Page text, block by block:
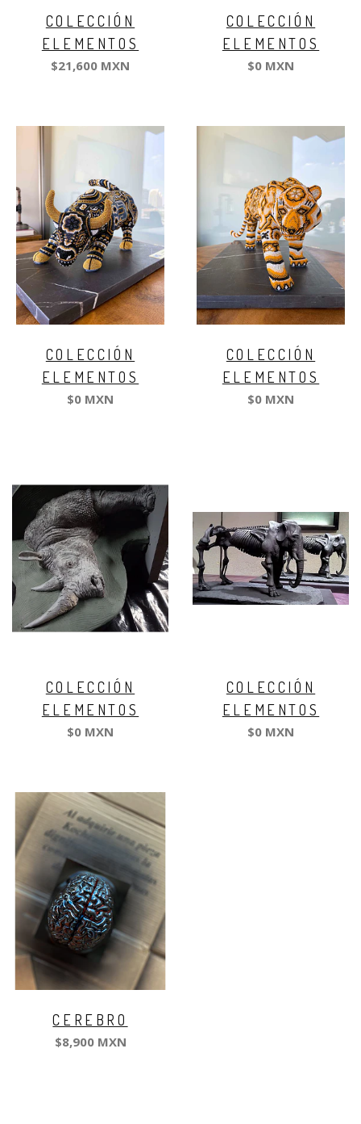
COLECCIÓN
ELEMENTOS
$21,600 MXN
COLECCIÓN
ELEMENTOS
$0 MXN
COLECCIÓN
ELEMENTOS
$0 MXN
COLECCIÓN
ELEMENTOS
$0 MXN
COLECCIÓN
ELEMENTOS
$0 MXN
COLECCIÓN
ELEMENTOS
$0 MXN
CEREBRO
$8,900 MXN